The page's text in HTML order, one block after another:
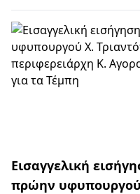
Εισαγγελική
πρώην υφυπουργού